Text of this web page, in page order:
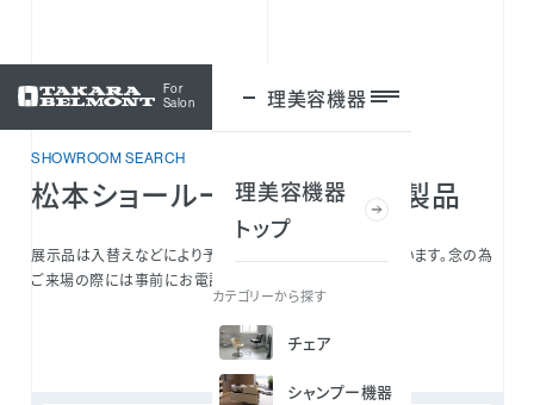
For
Salon
理美容機器
理美容機器
トップ
カテゴリーから探す
チェア
シャンプー機器
ログイン
SHOWROOM SEARCH
松本ショールームの主な展示製品
展示品は入替えなどにより予告なく変更される場合もございます。念の為
ご来場の際には事前にお電話での確認をおすすめします。